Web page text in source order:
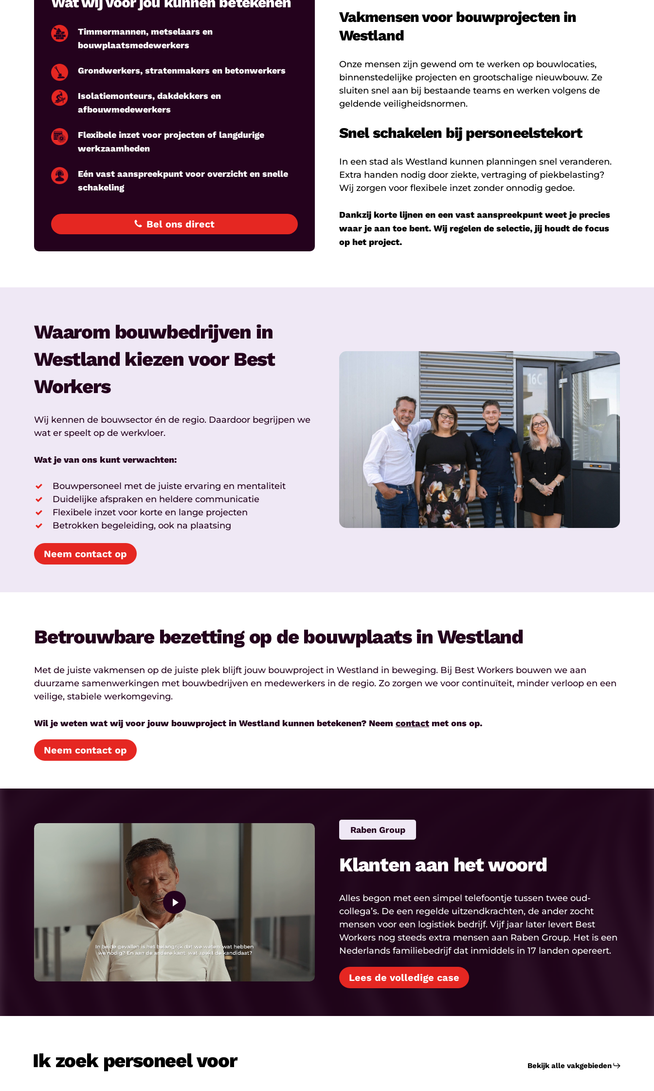
Timmermannen, metselaars en
bouwplaatsmedewerkers
Grondwerkers, stratenmakers en betonwerkers
Isolatiemonteurs, dakdekkers en
afbouwmedewerkers
Flexibele inzet voor projecten of langdurige
werkzaamheden
Eén vast aanspreekpunt voor overzicht en snelle
schakeling
Bel ons direct
Vakmensen voor bouwprojecten in
Westland
Onze mensen zijn gewend om te werken op bouwlocaties,
binnenstedelijke projecten en grootschalige nieuwbouw. Ze
sluiten snel aan bij bestaande teams en werken volgens de
geldende veiligheidsnormen.
Snel schakelen bij personeelstekort
In een stad als Westland kunnen planningen snel veranderen.
Extra handen nodig door ziekte, vertraging of piekbelasting?
Wij zorgen voor flexibele inzet zonder onnodig gedoe.
Dankzij korte lijnen en een vast aanspreekpunt weet je precies
waar je aan toe bent. Wij regelen de selectie, jij houdt de focus
op het project.
Waarom bouwbedrijven in
Westland kiezen voor Best
Workers
Wij kennen de bouwsector én de regio. Daardoor begrijpen we
wat er speelt op de werkvloer.
Wat je van ons kunt verwachten:
Bouwpersoneel met de juiste ervaring en mentaliteit
Duidelijke afspraken en heldere communicatie
Flexibele inzet voor korte en lange projecten
Betrokken begeleiding, ook na plaatsing
Neem contact op
Betrouwbare bezetting op de bouwplaats in Westland
Met de juiste vakmensen op de juiste plek blijft jouw bouwproject in Westland in beweging. Bij Best Workers bouwen we aan
duurzame samenwerkingen met bouwbedrijven en medewerkers in de regio. Zo zorgen we voor continuïteit, minder verloop en een
veilige, stabiele werkomgeving.
Wil je weten wat wij voor jouw bouwproject in Westland kunnen betekenen? Neem contact met ons op.
Neem contact op
Play
Raben Group
Klanten aan het woord
Alles begon met een simpel telefoontje tussen twee oud-
collega’s. De een regelde uitzendkrachten, de ander zocht
mensen voor een logistiek bedrijf. Vijf jaar later levert Best
Workers nog steeds extra mensen aan Raben Group. Het is een
Nederlands familiebedrijf dat inmiddels in 17 landen opereert.
Lees de volledige case
Ik zoek personeel voor Bekijk alle vakgebieden